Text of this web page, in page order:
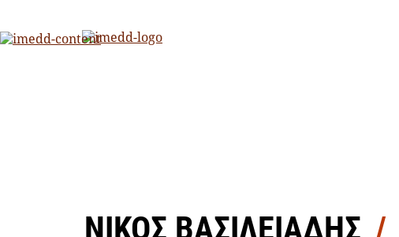
content
Μια πρωτοβουλία του
ΝΙΚΟΣ ΒΑΣΙΛΕΙΑΔΗΣ